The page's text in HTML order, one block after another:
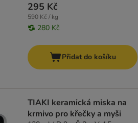
295 Kč
590 Kč / kg
280 Kč
Přidat do košíku
TIAKI keramická miska na
krmivo pro křečky a myši